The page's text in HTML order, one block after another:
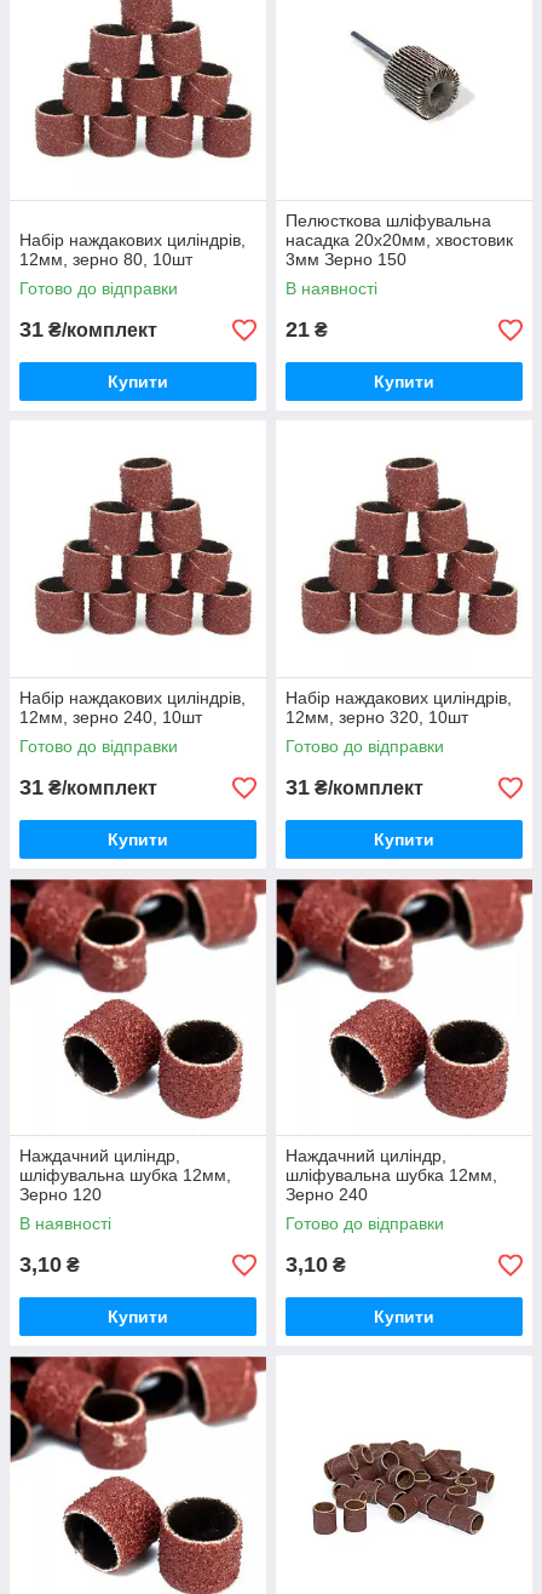
Набір наждакових циліндрів,
12мм, зерно 80, 10шт
Готово до відправки
31 ₴/комплект
Купити
Пелюсткова шліфувальна
насадка 20х20мм, хвостовик
3мм Зерно 150
В наявності
21 ₴
Купити
Набір наждакових циліндрів,
12мм, зерно 240, 10шт
Готово до відправки
31 ₴/комплект
Купити
Набір наждакових циліндрів,
12мм, зерно 320, 10шт
Готово до відправки
31 ₴/комплект
Купити
Наждачний циліндр,
шліфувальна шубка 12мм,
Зерно 120
В наявності
3,10 ₴
Купити
Наждачний циліндр,
шліфувальна шубка 12мм,
Зерно 240
Готово до відправки
3,10 ₴
Купити